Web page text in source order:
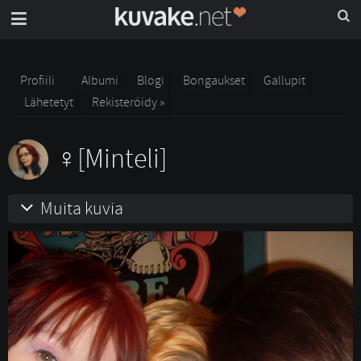
Profiili Albumi Blogi Bongaukset
Gallupit
Lähetetyt
Rekisteröidy »
[Minteli]
Muita kuvia